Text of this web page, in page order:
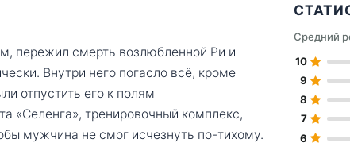
пережил смерть возлюбленной Ри и
Внутри него погасло всё, кроме
отпустить его к полям
«Селенга», тренировочный комплекс,
мужчина не смог исчезнуть по-тихому.
Средний
10
9
8
7
6